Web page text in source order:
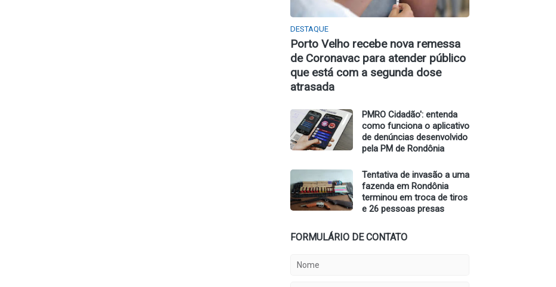
DESTAQUE
Porto Velho recebe nova remessa
de Coronavac para atender público
que está com a segunda dose
atrasada
PMRO Cidadão': entenda
como funciona o aplicativo
de denúncias desenvolvido
pela PM de Rondônia
Tentativa de invasão a uma
fazenda em Rondônia
terminou em troca de tiros
e 26 pessoas presas
FORMULÁRIO DE CONTATO